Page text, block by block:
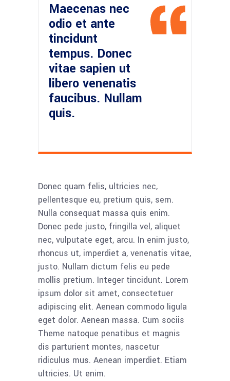
Maecenas nec
odio et ante
tincidunt
tempus. Donec
vitae sapien ut
libero venenatis
faucibus. Nullam
quis.
Donec quam felis, ultricies nec,
pellentesque eu, pretium quis, sem.
Nulla consequat massa quis enim.
Donec pede justo, fringilla vel, aliquet
nec, vulputate eget, arcu. In enim justo,
rhoncus ut, imperdiet a, venenatis vitae,
justo. Nullam dictum felis eu pede
mollis pretium. Integer tincidunt. Lorem
ipsum dolor sit amet, consectetuer
adipiscing elit. Aenean commodo ligula
eget dolor. Aenean massa. Cum sociis
Theme natoque penatibus et magnis
dis parturient montes, nascetur
ridiculus mus. Aenean imperdiet. Etiam
ultricies. Ut enim.